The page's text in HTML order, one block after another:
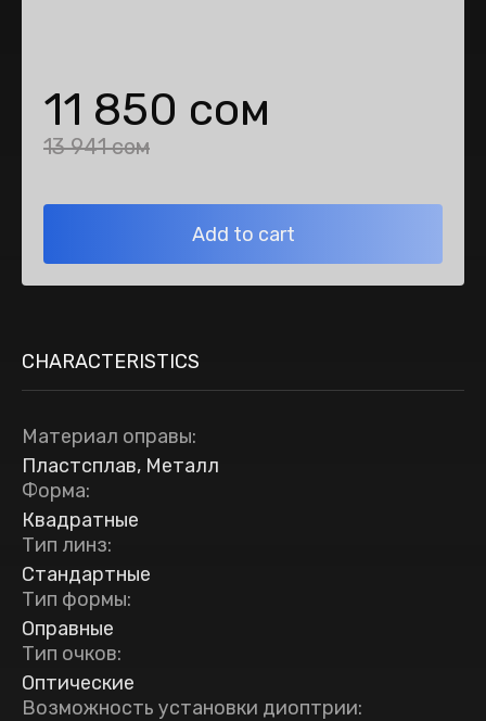
11 850 сом
13 941 сом
Add to cart
CHARACTERISTICS
Материал оправы:
Пластсплав, Металл
Форма:
Квадратные
Тип линз:
Стандартные
Тип формы:
Оправные
Тип очков:
Оптические
Возможность установки диоптрии: